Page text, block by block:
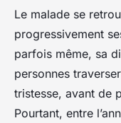
Le malade se
progressivement
parfois même, sa
personnes
tristesse, avant de
Pourtant, entre